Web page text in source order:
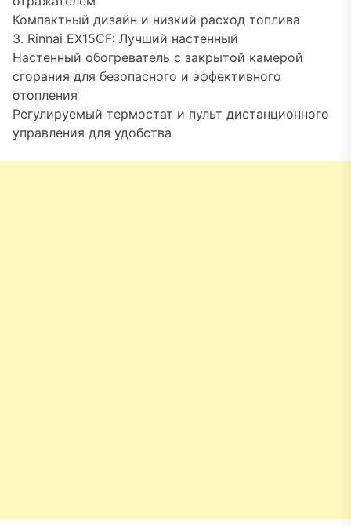
Компактный дизайн и низкий расход топлива
3. Rinnai EX15CF: Лучший настенный
Настенный обогреватель с закрытой камерой
сгорания для безопасного и эффективного
отопления
Регулируемый термостат и пульт дистанционного
управления для удобства